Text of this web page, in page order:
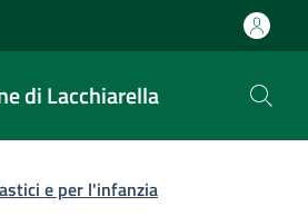
di Lacchiarella
e per l'infanzia